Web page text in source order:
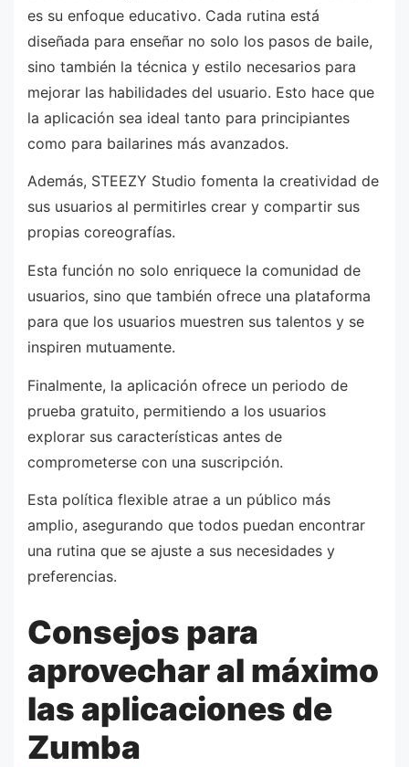
es su enfoque educativo. Cada rutina está
diseñada para enseñar no solo los pasos de baile,
sino también la técnica y estilo necesarios para
mejorar las habilidades del usuario. Esto hace que
la aplicación sea ideal tanto para principiantes
como para bailarines más avanzados.
Además, STEEZY Studio fomenta la creatividad de
sus usuarios al permitirles crear y compartir sus
propias coreografías.
Esta función no solo enriquece la comunidad de
usuarios, sino que también ofrece una plataforma
para que los usuarios muestren sus talentos y se
inspiren mutuamente.
Finalmente, la aplicación ofrece un periodo de
prueba gratuito, permitiendo a los usuarios
explorar sus características antes de
comprometerse con una suscripción.
Esta política flexible atrae a un público más
amplio, asegurando que todos puedan encontrar
una rutina que se ajuste a sus necesidades y
preferencias.
Consejos para
aprovechar al máximo
las aplicaciones de
Zumba